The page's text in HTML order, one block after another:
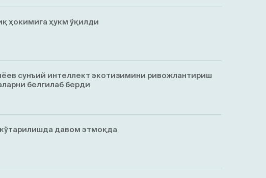
ҳокимига ҳукм ўқилди
сунъий интеллект экотизимини ривожлантириш
белгилаб берди
давом этмоқда